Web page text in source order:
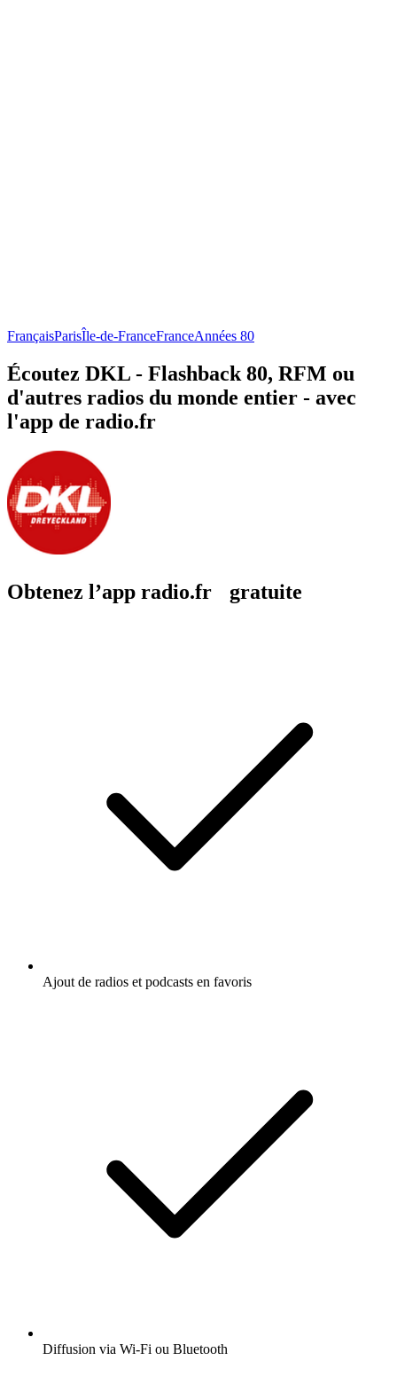
FrançaisParisÎle-de-FranceFranceAnnées 80
Écoutez DKL - Flashback 80, RFM ou
d'autres radios du monde entier - avec
l'app de radio.fr
Obtenez l’app radio.fr gratuite
Ajout de radios et podcasts en favoris
Diffusion via Wi-Fi ou Bluetooth